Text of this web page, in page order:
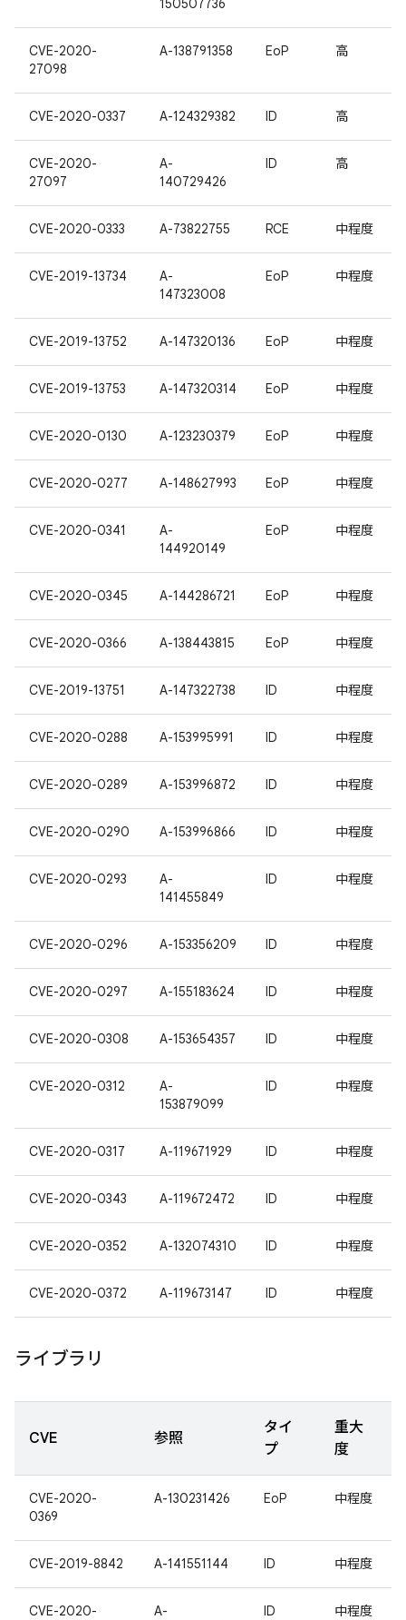
150507736
CVE-2020-
27098
A-138791358 EoP 高
CVE-2020-0337 A-124329382 ID 高
CVE-2020-
27097
A-
140729426
ID 高
CVE-2020-0333 A-73822755 RCE 中程度
CVE-2019-13734
A-
147323008
EoP 中程度
CVE-2019-13752 A-147320136 EoP 中程度
CVE-2019-13753 A-147320314 EoP 中程度
CVE-2020-0130 A-123230379 EoP 中程度
CVE-2020-0277 A-148627993 EoP 中程度
CVE-2020-0341
A-
144920149
EoP 中程度
CVE-2020-0345 A-144286721 EoP 中程度
CVE-2020-0366 A-138443815 EoP 中程度
CVE-2019-13751 A-147322738 ID 中程度
CVE-2020-0288 A-153995991 ID 中程度
CVE-2020-0289 A-153996872 ID 中程度
CVE-2020-0290 A-153996866 ID 中程度
CVE-2020-0293
A-
141455849
ID 中程度
CVE-2020-0296 A-153356209 ID 中程度
CVE-2020-0297 A-155183624 ID 中程度
CVE-2020-0308 A-153654357 ID 中程度
CVE-2020-0312
A-
153879099
ID 中程度
CVE-2020-0317 A-119671929 ID 中程度
CVE-2020-0343 A-119672472 ID 中程度
CVE-2020-0352 A-132074310 ID 中程度
CVE-2020-0372 A-119673147 ID 中程度
ライブラリ
CVE 参照
タイ
プ
重大
度
CVE-2020-
0369
A-130231426 EoP 中程度
CVE-2019-8842 A-141551144 ID 中程度
CVE-2020-
A-
ID 中程度